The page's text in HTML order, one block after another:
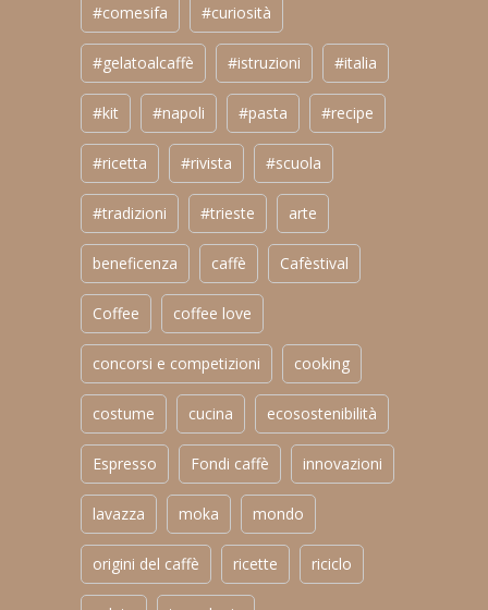
#comesifa #curiosità
#gelatoalcaffè #istruzioni #italia
#kit #napoli #pasta #recipe
#ricetta #rivista #scuola
#tradizioni #trieste arte
beneficenza caffè Cafèstival
Coffee coffee love
concorsi e competizioni cooking
costume cucina ecosostenibilità
Espresso Fondi caffè innovazioni
lavazza moka mondo
origini del caffè ricette riciclo